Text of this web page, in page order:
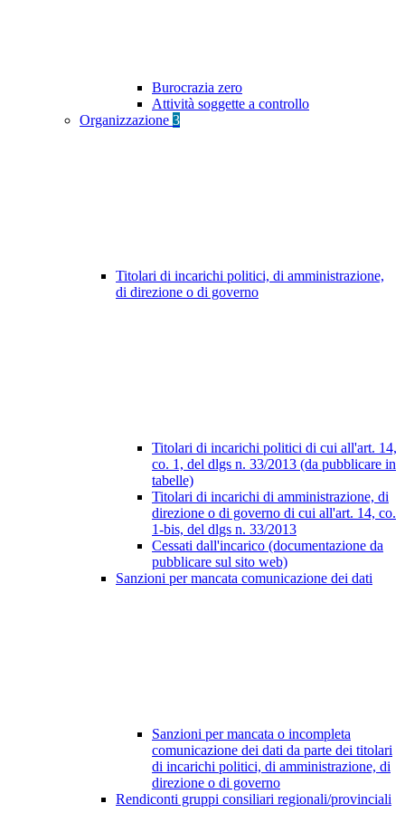
Burocrazia zero
Attività soggette a controllo
Organizzazione 3
Titolari di incarichi politici, di amministrazione,
di direzione o di governo
Titolari di incarichi politici di cui all'art. 14,
co. 1, del dlgs n. 33/2013 (da pubblicare in
tabelle)
Titolari di incarichi di amministrazione, di
direzione o di governo di cui all'art. 14, co.
1-bis, del dlgs n. 33/2013
Cessati dall'incarico (documentazione da
pubblicare sul sito web)
Sanzioni per mancata comunicazione dei dati
Sanzioni per mancata o incompleta
comunicazione dei dati da parte dei titolari
di incarichi politici, di amministrazione, di
direzione o di governo
Rendiconti gruppi consiliari regionali/provinciali